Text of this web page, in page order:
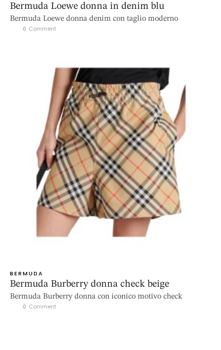
Bermuda Loewe donna in denim blu
Bermuda Loewe donna denim con taglio moderno
0 Comment
BERMUDA
Bermuda Burberry donna check beige
Bermuda Burberry donna con iconico motivo check
0 Comment